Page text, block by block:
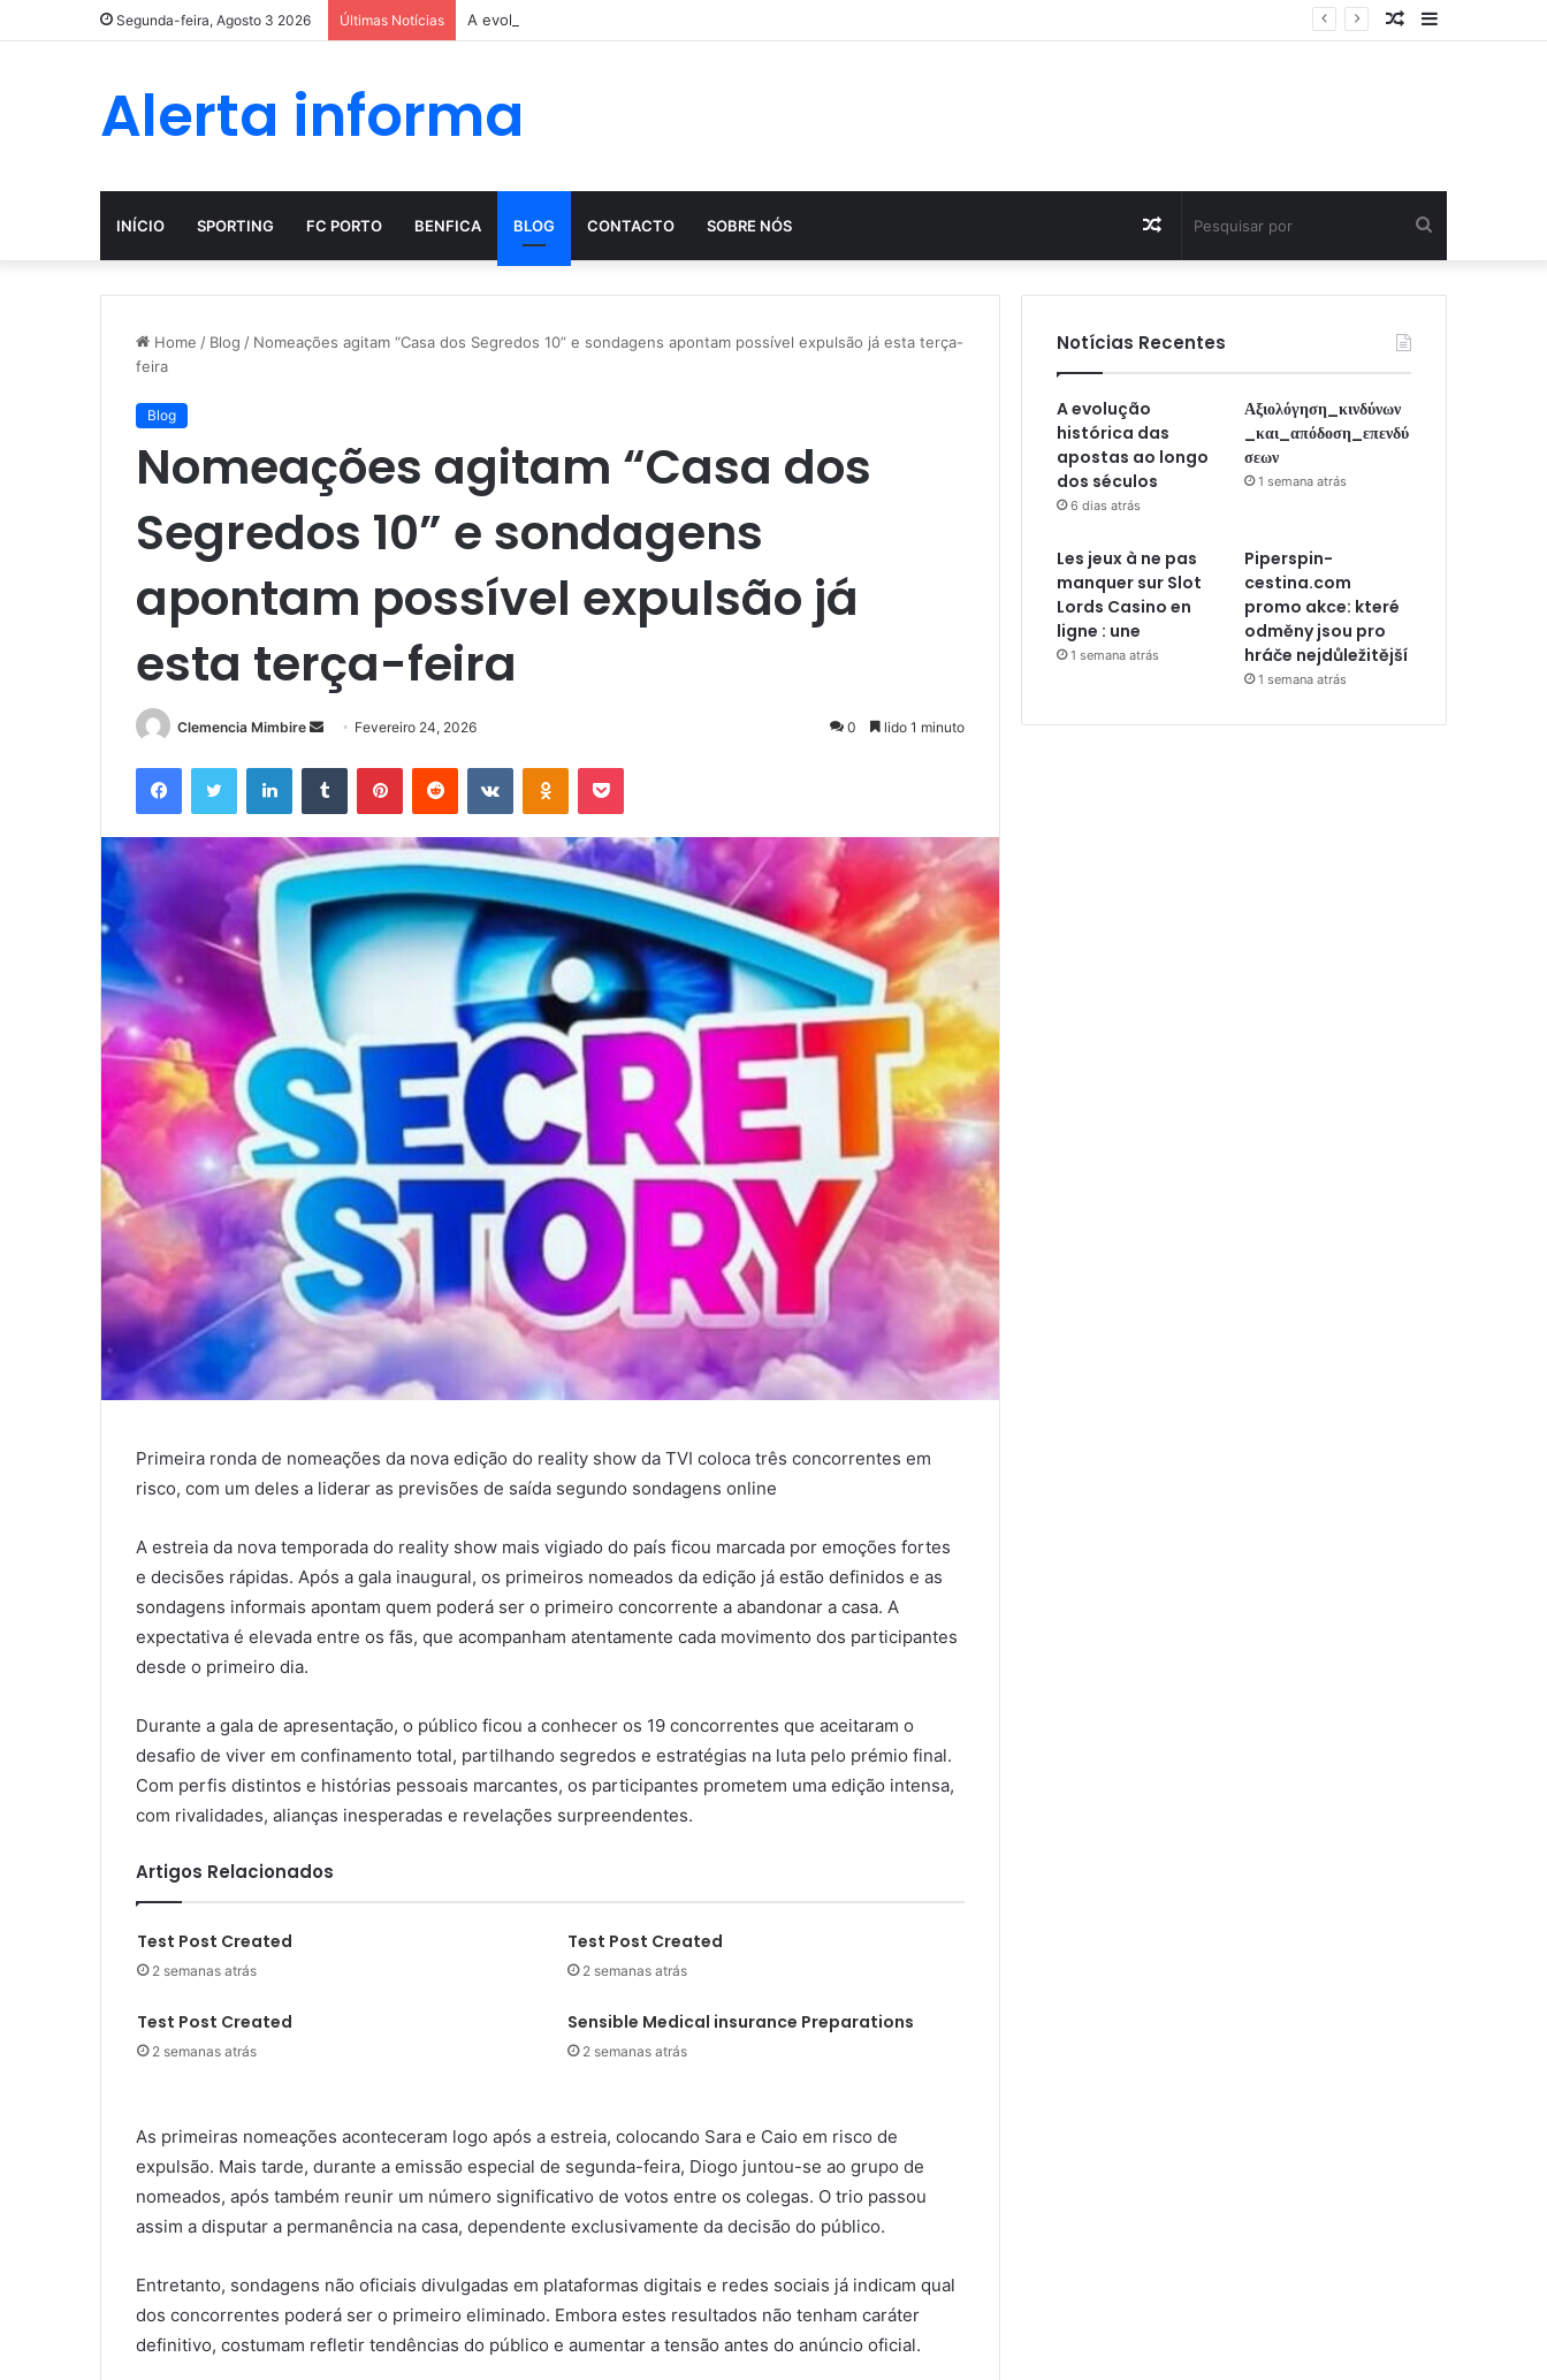
Segunda-feira, Agosto 3 2026 Últimas Notícias A evolução histórica das apostas ao longo dos séculos Sidebar
Artigo
Alerta informa
INÍCIO SPORTING FC PORTO BENFICA BLOG CONTACTO SOBRE NÓS
por
Artigo
Aleatório
Home / Blog / Nomeações agitam “Casa dos Segredos 10” e sondagens apontam possível expulsão já esta terça-
feira
Blog
Nomeações agitam “Casa dos
Segredos 10” e sondagens
apontam possível expulsão já
esta terça-feira
Clemencia Mimbire
Send
email
Fevereiro 24, 2026 0 lido 1 minuto
FacebookTwitter LinkedInTumblr PinterestReddit VKontakteOdnoklassniki
Pocket
Primeira ronda de nomeações da nova edição do reality show da TVI coloca três concorrentes em
risco, com um deles a liderar as previsões de saída segundo sondagens online
A estreia da nova temporada do reality show mais vigiado do país ficou marcada por emoções fortes
e decisões rápidas. Após a gala inaugural, os primeiros nomeados da edição já estão definidos e as
sondagens informais apontam quem poderá ser o primeiro concorrente a abandonar a casa. A
expectativa é elevada entre os fãs, que acompanham atentamente cada movimento dos participantes
desde o primeiro dia.
Durante a gala de apresentação, o público ficou a conhecer os 19 concorrentes que aceitaram o
desafio de viver em confinamento total, partilhando segredos e estratégias na luta pelo prémio final.
Com perfis distintos e histórias pessoais marcantes, os participantes prometem uma edição intensa,
com rivalidades, alianças inesperadas e revelações surpreendentes.
Artigos Relacionados
Test Post Created
2 semanas atrás
Test Post Created
2 semanas atrás
Test Post Created
2 semanas atrás
Sensible Medical insurance Preparations
2 semanas atrás
As primeiras nomeações aconteceram logo após a estreia, colocando Sara e Caio em risco de
expulsão. Mais tarde, durante a emissão especial de segunda-feira, Diogo juntou-se ao grupo de
nomeados, após também reunir um número significativo de votos entre os colegas. O trio passou
assim a disputar a permanência na casa, dependente exclusivamente da decisão do público.
Entretanto, sondagens não oficiais divulgadas em plataformas digitais e redes sociais já indicam qual
dos concorrentes poderá ser o primeiro eliminado. Embora estes resultados não tenham caráter
definitivo, costumam refletir tendências do público e aumentar a tensão antes do anúncio oficial.
Notícias Recentes
A evolução
histórica das
apostas ao longo
dos séculos
6 dias atrás
Αξιολόγηση_κινδύνων
_και_απόδοση_επενδύ
σεων
1 semana atrás
Les jeux à ne pas
manquer sur Slot
Lords Casino en
ligne : une
1 semana atrás
Piperspin-
cestina.com
promo akce: které
odměny jsou pro
hráče nejdůležitější
1 semana atrás